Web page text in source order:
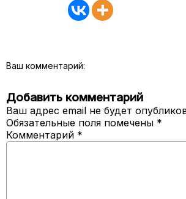
Ваш комментарий:
Добавить комментарий
Ваш адрес email не будет
Обязательные поля помечены *
Комментарий *